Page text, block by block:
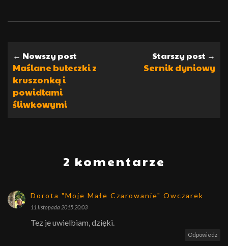
← Nowszy post
Maślane bułeczki z
kruszonką i
powidłami
śliwkowymi
Starszy post →
Sernik dyniowy
2 komentarze
Dorota "Moje Małe Czarowanie" Owczarek
11 listopada 2015 20:03
Tez je uwielbiam, dzięki.
Odpowiedz